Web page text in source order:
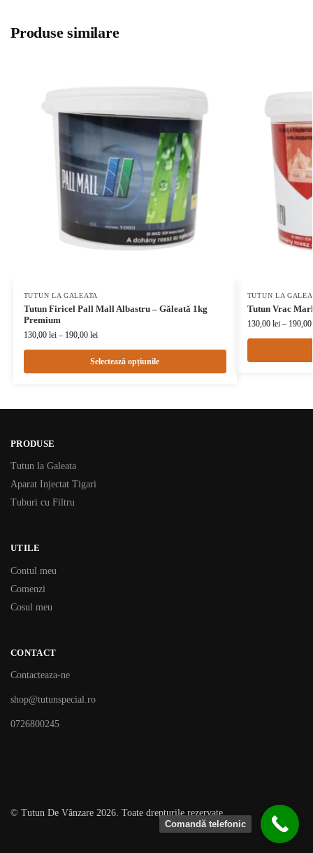
Produse similare
TUTUN LA GALEATA
Tutun Firicel Pall Mall Albastru – Găleată 1kg
Premium
130,00 lei – 190,00 lei
Selectează opțiunile
TUTUN LA
Tutun Vrac
130,00 lei – 190,00
PRODUSE
Tutun la Galeata
Aparat Injectat Tigari
Tuburi cu Filtru
UTILE
Contul meu
Comenzi
Cosul meu
CONTACT
Contacteaza-ne
shop@tutunspecial.ro
0726800245
© Tutun De Vânzare 2026. Toate drepturile rezervate
Comandă telefonic